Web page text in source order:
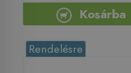
Kosárba
Rendelésre